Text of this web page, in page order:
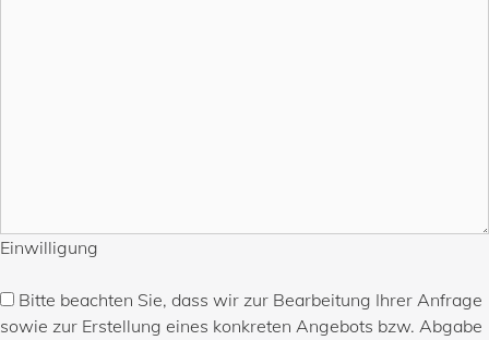
Einwilligung
Bitte beachten Sie, dass wir zur Bearbeitung Ihrer Anfrage
sowie zur Erstellung eines konkreten Angebots bzw. Abgabe